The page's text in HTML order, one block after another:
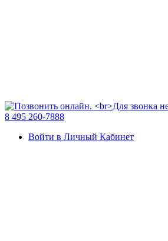
8 495 260-7888
Войти в Личный Кабинет